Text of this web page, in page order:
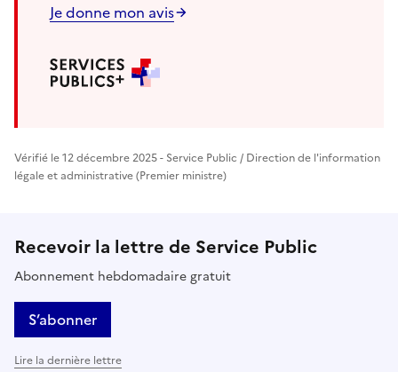
Je donne mon avis
Vérifié le 12 décembre 2025 - Service Public / Direction de l'information
légale et administrative (Premier ministre)
Recevoir la lettre de Service Public
Abonnement hebdomadaire gratuit
S’abonner
Lire la dernière lettre